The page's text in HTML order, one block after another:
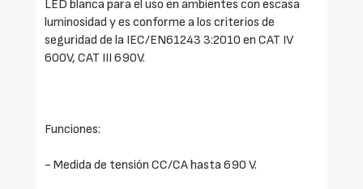
LED blanca para el uso en ambientes con escasa
luminosidad y es conforme a los criterios de
seguridad de la IEC/EN61243 3:2010 en CAT IV
600V, CAT III 690V.
Funciones:
- Medida de tensión CC/CA hasta 690 V.